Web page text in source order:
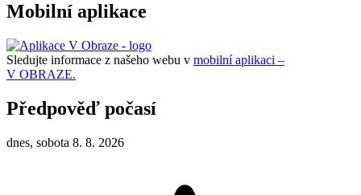
Mobilní aplikace
Sledujte informace z našeho webu v mobilní aplikaci –
V OBRAZE.
Předpověď počasí
dnes, sobota 8. 8. 2026